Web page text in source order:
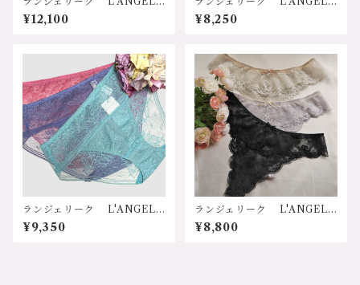
QUE ”CAPRICHOSA"（気
まぐれな）日本 ストレッチ
地 バストに優しい 自然
リラックス 寝る時ブラ ソ
フトブラ 20代 30代 40
代 50代 60代 可愛い 美
しいバスト デイリー使用
ソフトブラ 三角ブラ グレ
ー イエロー レッド ノン
ワイヤーノンパテットブラ L
IAA857 サイズ：Mサイズ、L
サイズ カラー：1.ライトグレ
ー 2.レモンイエロー 3.アプ
リコット 価格：12100円（送
料無料）
¥12,100
QUE ”CAPRICHOSA"（気
まぐれな）日本 ストレッチ
ラインが出ない 美しいヒッ
プライン ストレスフリー 2
0代 30代 40代 50代 6
0代 可愛い セクシー デイ
リー使用 オシャレアイテ
ム グレー イエロー レッ
ド タンガ LIAＨ557 サイ
ズ：Mサイズ、Lサイズ カラ
ー：1.ライトグレー 2.レモン
イエロー 3.アプリコット 価
格：8250円（送料無料）
¥8,250
ランジェリーク L'ANGELI
QUE ”PATHOS”シリーズ
日本 リバーレース 花柄
¥9,350
ランジェリーク L'ANGELI
QUE NEWテラスシリー
ズ Terrace 日本 リバー
¥8,800